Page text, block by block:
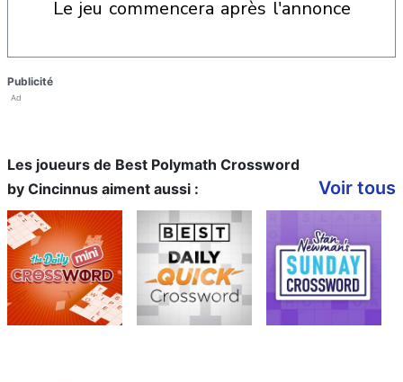
le jeu commencera après l'annonce
Publicité
Ad
Les joueurs de Best Polymath Crossword
by Cincinnus aiment aussi :
Voir tous